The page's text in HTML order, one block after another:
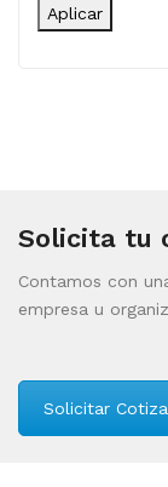
Aplicar
Solicita tu
Contamos con
empresa u
Solicitar